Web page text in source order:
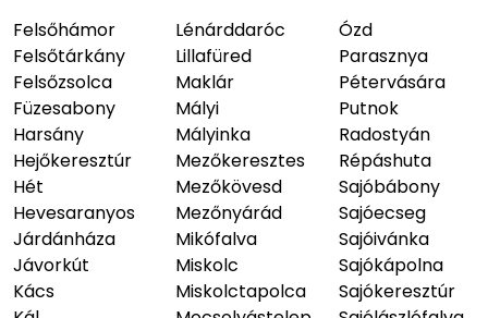
Felsőhámor
Felsőtárkány
Felsőzsolca
Füzesabony
Harsány
Hejőkeresztúr
Hét
Hevesaranyos
Járdánháza
Jávorkút
Kács
Lénárddaróc
Lillafüred
Maklár
Mályi
Mályinka
Mezőkeresztes
Mezőkövesd
Mezőnyárád
Mikófalva
Miskolc
Miskolctapolca
Ózd
Parasznya
Pétervására
Putnok
Radostyán
Répáshuta
Sajóbábony
Sajóecseg
Sajóivánka
Sajókápolna
Sajókeresztúr